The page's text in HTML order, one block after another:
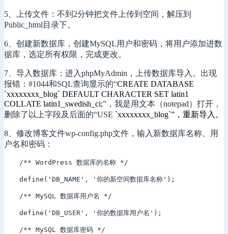
5、上传文件：不到2分钟把文件上传到空间，解压到
Public_html目录下。
6、创建新数据库，创建MySQL用户和密码，将用户添加进数
据库，选定所有权限，完成更改。
7、导入数据库：进入phpMyAdmin，上传数据库导入。出现
报错：#1044和SQL查询显示的“CREATE DATABASE
`xxxxxxxx_blog` DEFAULT CHARACTER SET latin1
COLLATE latin1_swedish_ci;”，我是用文本（notepad）打开，
删除了以上字段及后面的“USE `xxxxxxxx_blog`”，重新导入。
8、修改博客文件wp-config.php文件，输入新数据库名称、用
户名和密码：
/** WordPress 数据库的名称 */
define('DB_NAME', '你的新空间数据库名称');
/** MySQL 数据库用户名 */
define('DB_USER', '你的数据库用户名');
/** MySQL 数据库密码 */